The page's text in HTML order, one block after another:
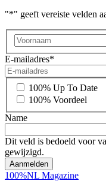
"*" geeft vereiste velden
E-mailadres*
*
100% Up To Date
100% Voordeel
Name
Dit veld is bedoeld voor
gewijzigd.
100%NL Magazine